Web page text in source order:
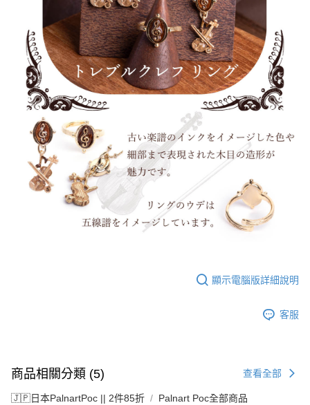
顯示電腦版詳細說明
客服
商品相關分類 (5) 查看全部
🇯🇵日本PalnartPoc || 2件85折 Palnart Poc全部商品